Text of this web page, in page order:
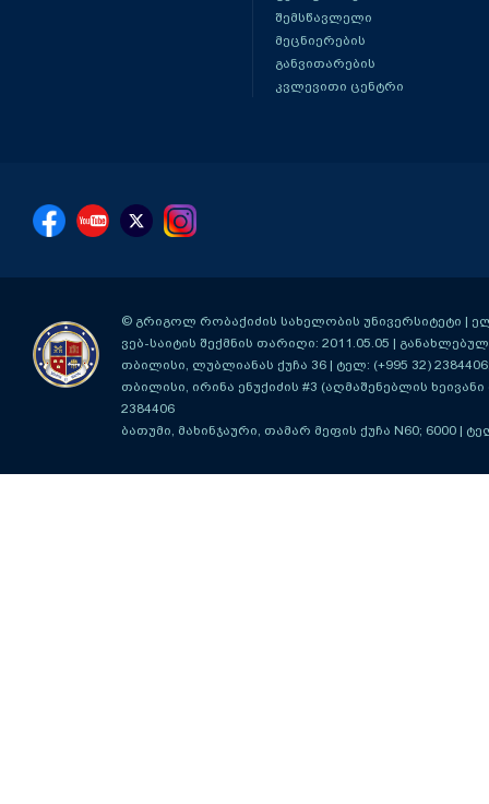
შემსწავლელი
მეცნიერების
განვითარების
კვლევითი ცენტრი
© გრიგოლ რობაქიძის სახელობის უნივერსიტეტი |
ვებ-საიტის შექმნის თარიღი: 2011.05.05 |
თბილისი, ლუბლიანას ქუჩა 36 | ტელ: (+995 32)
თბილისი, ირინა ენუქიძის #3 (აღმაშენებლის ხეივანი
2384406
ბათუმი, მახინჯაური, თამარ მეფის ქუჩა N60; 6000 |